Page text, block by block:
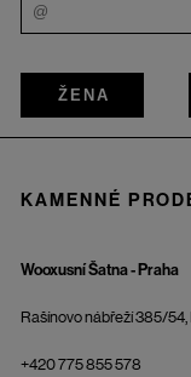
ŽENA
KAMENNÉ
Wooxusní Šatna - Praha
Rašínovo nábřeží 385/54,
+420 775 855 578